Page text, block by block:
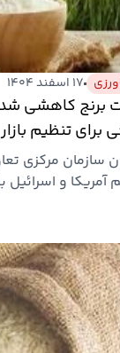
۱۷ اسفند ۱۴۰۴
برنج کاهشی
برای تنظیم بازار
سازمان مرکزی
آمریکا و اسرائیل